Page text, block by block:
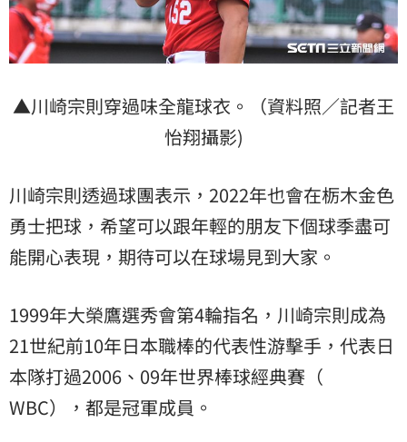
▲川崎宗則穿過味全龍球衣。（資料照／記者王
怡翔攝影)
川崎宗則透過球團表示，2022年也會在栃木金色
勇士把球，希望可以跟年輕的朋友下個球季盡可
能開心表現，期待可以在球場見到大家。
1999年大榮鷹選秀會第4輪指名，川崎宗則成為
21世紀前10年日本職棒的代表性游擊手，代表日
本隊打過2006、09年世界棒球經典賽（
WBC），都是冠軍成員。